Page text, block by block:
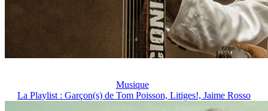
Musique
La Playlist : Garçon(s) de Tom Poisson, Litiges!, Jaime Rosso